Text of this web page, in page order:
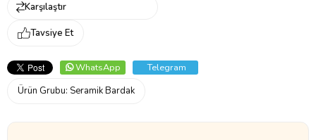
Karşılaştır
Tavsiye Et
WhatsApp
Telegram
Ürün Grubu: Seramik Bardak